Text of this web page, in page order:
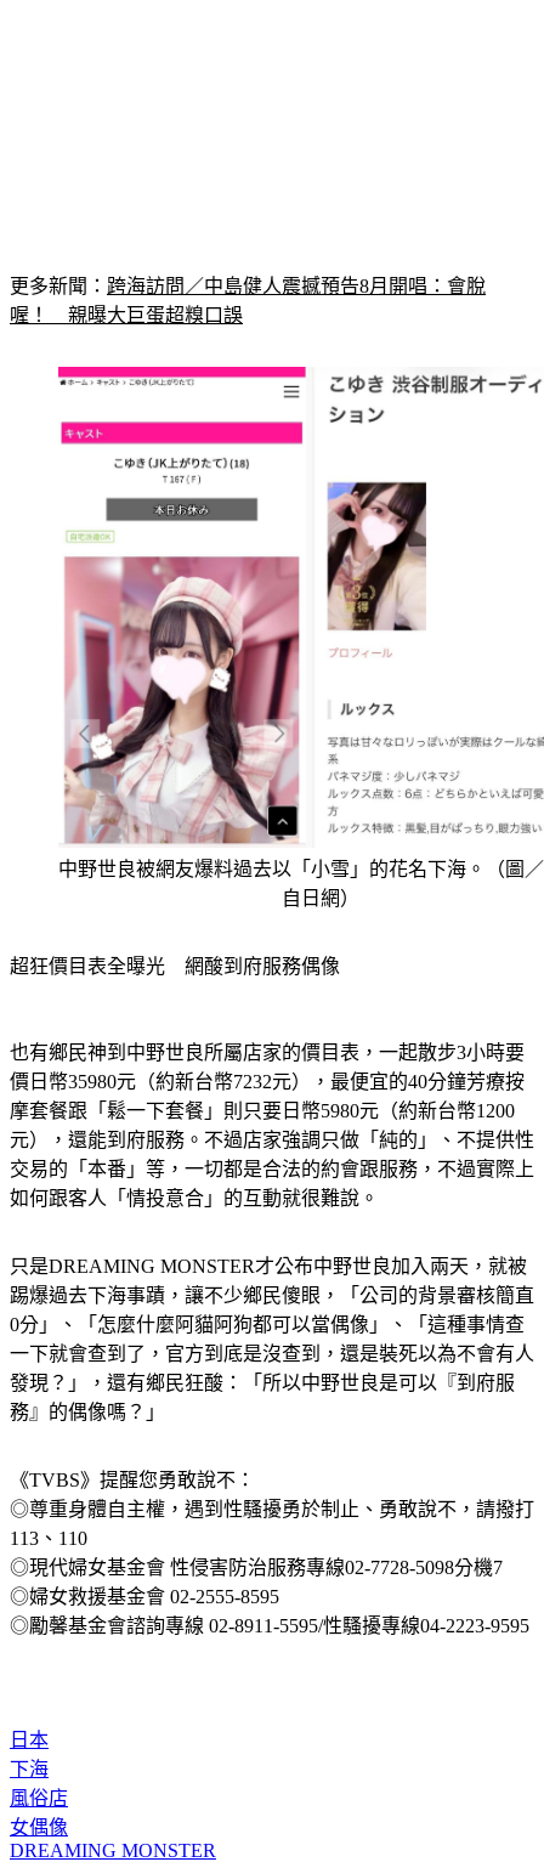
更多新聞： 跨海訪問／中島健人震撼預告8月開唱：會脫
喔！　親曝大巨蛋超糗口誤
中野世良被網友爆料過去以「小雪」的花名下海。（圖
自日網）
超狂價目表全曝光　網酸到府服務偶像
也有鄉民神到中野世良所屬店家的價目表，一起散步3小時要
價日幣35980元（約新台幣7232元），最便宜的40分鐘芳療按
摩套餐跟「鬆一下套餐」則只要日幣5980元（約新台幣1200
元），還能到府服務。不過店家強調只做「純的」、不提供性
交易的「本番」等，一切都是合法的約會跟服務，不過實際上
如何跟客人「情投意合」的互動就很難說。
只是DREAMING MONSTER才公布中野世良加入兩天，就被
踢爆過去下海事蹟，讓不少鄉民傻眼，「公司的背景審核簡直
0分」、「怎麼什麼阿貓阿狗都可以當偶像」、「這種事情查
一下就會查到了，官方到底是沒查到，還是裝死以為不會有人
發現？」，還有鄉民狂酸：「所以中野世良是可以『到府服
務』的偶像嗎？」
《TVBS》提醒您勇敢說不：
◎尊重身體自主權，遇到性騷擾勇於制止、勇敢說不，請撥打
113、110
◎現代婦女基金會 性侵害防治服務專線02-7728-5098分機7
◎婦女救援基金會 02-2555-8595
◎勵馨基金會諮詢專線 02-8911-5595/性騷擾專線04-2223-9595
日本
下海
風俗店
女偶像
DREAMING MONSTER